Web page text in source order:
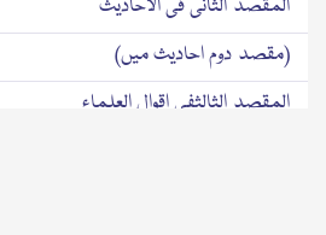
المقصد الثانی فی الاحادیث
(مقصد دوم احادیث میں)
المقصد الثالثفی اقوال العلماء